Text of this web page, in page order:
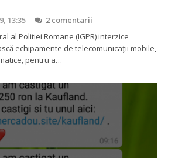
13:35
2 comentarii
al Politiei Romane (IGPR) interzice
echipamente de telecomunicații mobile,
pentru a…